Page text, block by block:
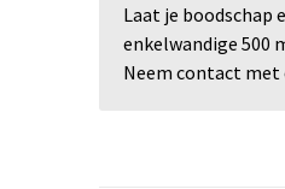
Laat je boodschap
enkelwandige 500
Neem contact met